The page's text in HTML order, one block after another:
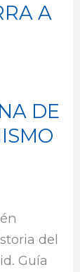
A
DE
del
Guía